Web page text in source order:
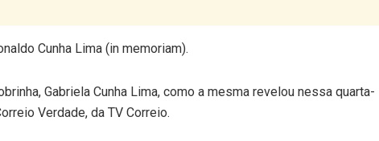
Cunha Lima (in memoriam).
Gabriela Cunha Lima, como a mesma revelou nessa quarta-
Verdade, da TV Correio.